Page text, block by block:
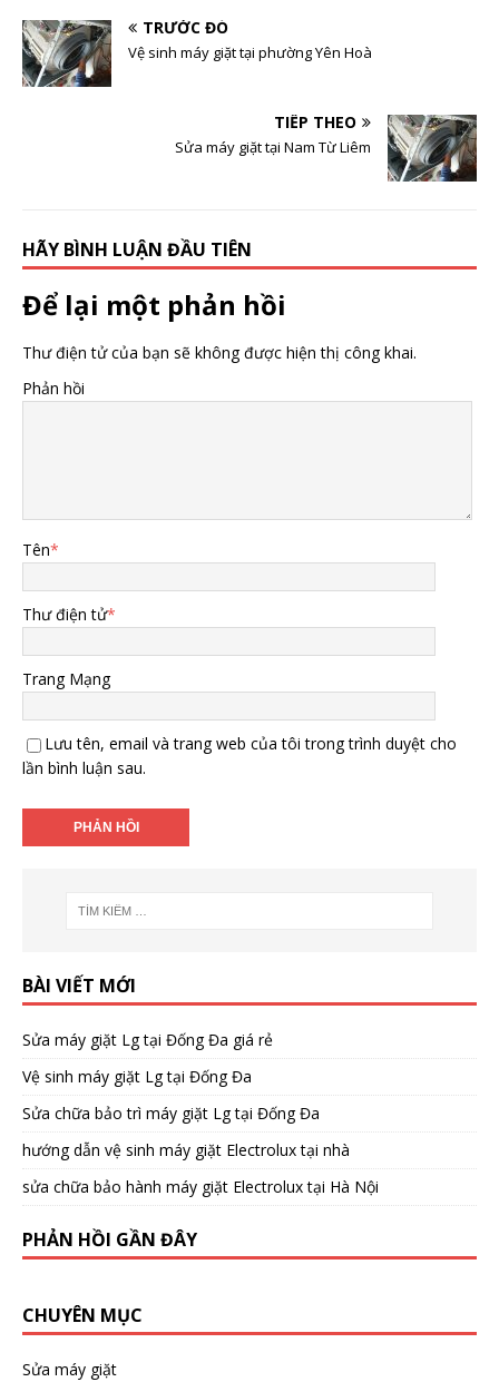
TRƯỚC ĐÓ
Vệ sinh máy giặt tại phường Yên Hoà
TIẾP THEO
Sửa máy giặt tại Nam Từ Liêm
HÃY BÌNH LUẬN ĐẦU TIÊN
Để lại một phản hồi
Thư điện tử của bạn sẽ không được hiện thị công khai.
Phản hồi
Tên*
Thư điện tử*
Trang Mạng
Lưu tên, email và trang web của tôi trong trình duyệt cho
lần bình luận sau.
BÀI VIẾT MỚI
Sửa máy giặt Lg tại Đống Đa giá rẻ
Vệ sinh máy giặt Lg tại Đống Đa
Sửa chữa bảo trì máy giặt Lg tại Đống Đa
hướng dẫn vệ sinh máy giặt Electrolux tại nhà
sửa chữa bảo hành máy giặt Electrolux tại Hà Nội
PHẢN HỒI GẦN ĐÂY
CHUYÊN MỤC
Sửa máy giặt